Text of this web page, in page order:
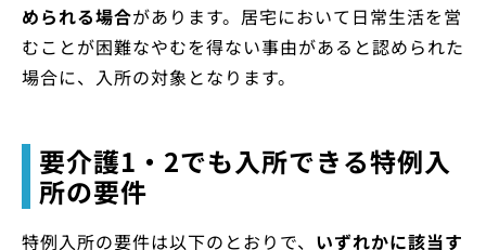
められる場合があります。居宅において日常生活を営
むことが困難なやむを得ない事由があると認められた
場合に、入所の対象となります。
要介護1・2でも入所できる特例入
所の要件
特例入所の要件は以下のとおりで、 いずれかに該当す